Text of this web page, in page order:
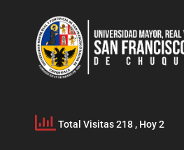
Total Visitas 218 , Hoy 2